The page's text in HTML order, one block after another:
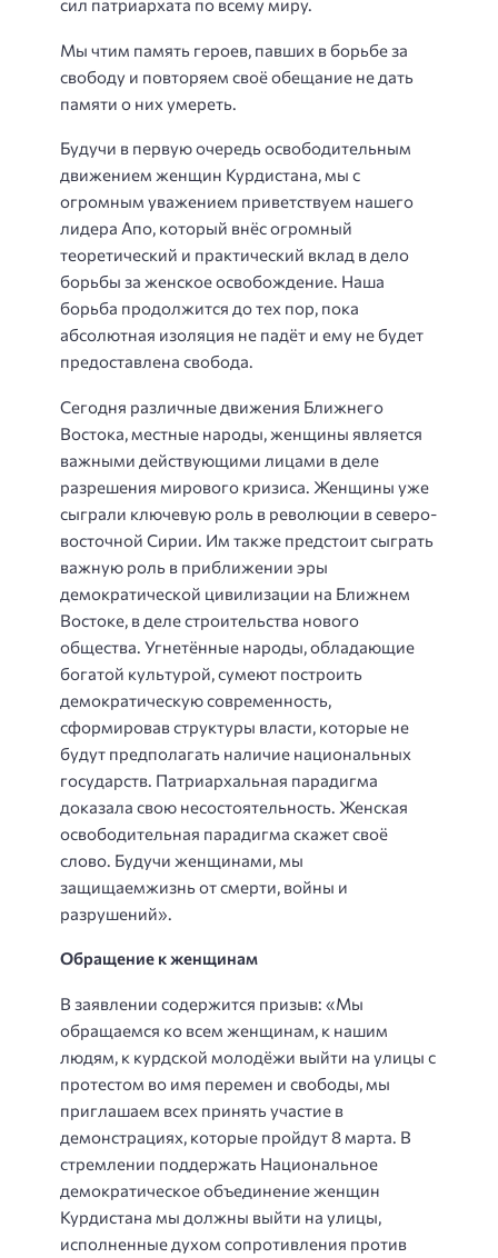
сил патриархата по всему миру.
Мы чтим память героев, павших в борьбе за
свободу и повторяем своё обещание не дать
памяти о них умереть.
Будучи в первую очередь освободительным
движением женщин Курдистана, мы с
огромным уважением приветствуем нашего
лидера Апо, который внёс огромный
теоретический и практический вклад в дело
борьбы за женское освобождение. Наша
борьба продолжится до тех пор, пока
абсолютная изоляция не падёт и ему не будет
предоставлена свобода.
Сегодня различные движения Ближнего
Востока, местные народы, женщины является
важными действующими лицами в деле
разрешения мирового кризиса. Женщины уже
сыграли ключевую роль в революции в северо-
восточной Сирии. Им также предстоит сыграть
важную роль в приближении эры
демократической цивилизации на Ближнем
Востоке, в деле строительства нового
общества. Угнетённые народы, обладающие
богатой культурой, сумеют построить
демократическую современность,
сформировав структуры власти, которые не
будут предполагать наличие национальных
государств. Патриархальная парадигма
доказала свою несостоятельность. Женская
освободительная парадигма скажет своё
слово. Будучи женщинами, мы
защищаемжизнь от смерти, войны и
разрушений».
Обращение к женщинам
В заявлении содержится призыв: «Мы
обращаемся ко всем женщинам, к нашим
людям, к курдской молодёжи выйти на улицы с
протестом во имя перемен и свободы, мы
приглашаем всех принять участие в
демонстрациях, которые пройдут 8 марта. В
стремлении поддержать Национальное
демократическое объединение женщин
Курдистана мы должны выйти на улицы,
исполненные духом сопротивления против